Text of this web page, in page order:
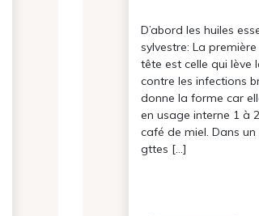
D’abord les huiles
sylvestre: La
tête est celle qui lève
contre les infections
donne la forme car
en usage interne 1 à
café de miel. Dans
gttes […]